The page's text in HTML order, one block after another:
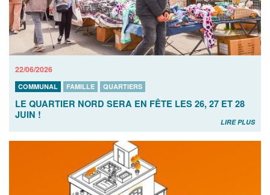
22/06/2026
COMMUNAL FAMILLE QUARTIERS
LE QUARTIER NORD SERA EN FÊTE LES 26, 27 ET 28
JUIN !
LIRE PLUS